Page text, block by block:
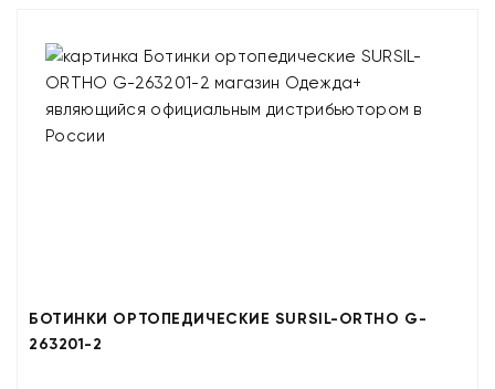
БОТИНКИ ОРТОПЕДИЧЕСКИЕ SURSIL-ORTHO G-
263201-2